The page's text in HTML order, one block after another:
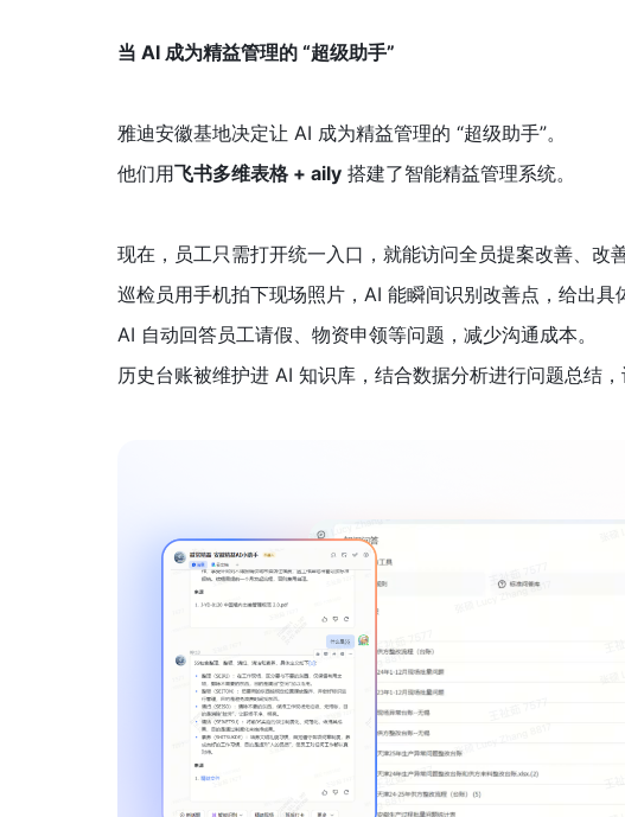
当 AI 成为精益管理的 “超级助手”
雅迪安徽基地决定让 AI 成为精益管理的 “超级助手”。
他们用飞书多维表格 + aily 搭建了智能精益管理系统。
现在，员工只需打开统一入口，就能访问全员提案改善、改
巡检员用手机拍下现场照片，AI 能瞬间识别改善点，给出具
AI 自动回答员工请假、物资申领等问题，减少沟通成本。
历史台账被维护进 AI 知识库，结合数据分析进行问题总结